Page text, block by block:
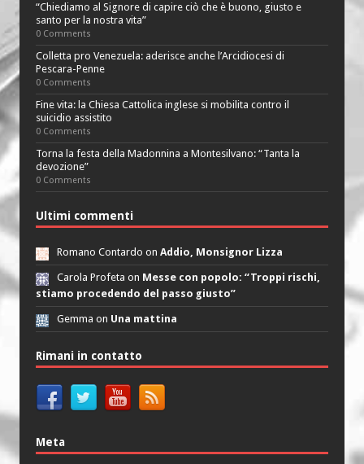
“Chiediamo al Signore di capire ciò che è buono, giusto e
santo per la nostra vita”
0 Comments
Colletta pro Venezuela: aderisce anche l’Arcidiocesi di
Pescara-Penne
0 Comments
Fine vita: la Chiesa Cattolica inglese si mobilita contro il
suicidio assistito
0 Comments
Torna la festa della Madonnina a Montesilvano: “Tanta la
devozione”
0 Comments
Ultimi commenti
Romano Contardo on Addio, Monsignor Lizza
Carola Profeta on Messe con popolo: “Troppi rischi,
stiamo procedendo del passo giusto”
Gemma on Una mattina
Rimani in contatto
Meta